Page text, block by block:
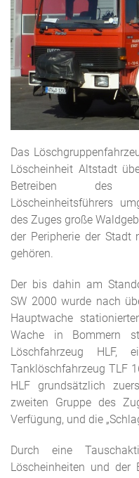
Das
Löscheinheit Altstadt
Betreiben des
Löscheinheitsführers
des Zuges große
der Peripherie der Stadt
gehören.
Der bis dahin am
SW 2000 wurde nach
Hauptwache
Wache in Bommern
Löschfahrzeug HLF,
Tanklöschfahrzeug TLF
HLF grundsätzlich
zweiten Gruppe des
Verfügung, und die
Durch eine
Löscheinheiten und der